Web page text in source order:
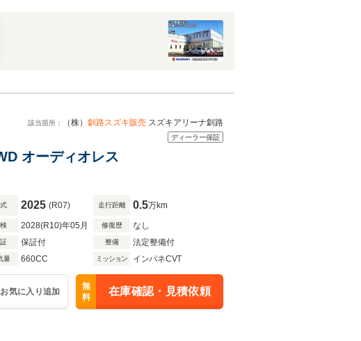
該当箇所： （株） 釧路スズキ販売 スズキアリーナ釧路
ディーラー保証
オーディオレス
2025 (R07) 走行距離 0.5万km
2028(R10)年05月 修復歴 なし
保証付 整備 法定整備付
量 660CC ミッション インパネCVT
お気に入り追加
無
料
在庫確認・見積依頼